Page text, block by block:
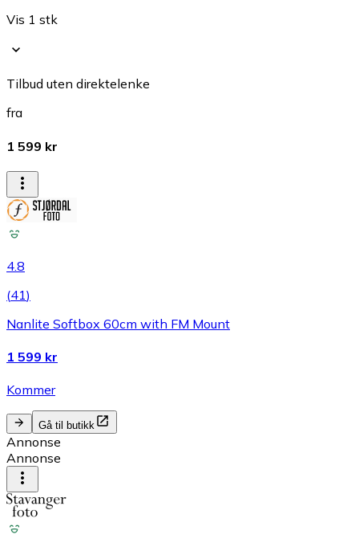
Vis 1 stk
Tilbud uten direktelenke
fra
1 599 kr
4.8
(41)
Nanlite Softbox 60cm with FM Mount
1 599 kr
Kommer
Gå til butikk
Annonse
Annonse